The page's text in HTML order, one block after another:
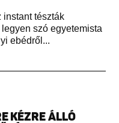
instant tészták
szó egyetemista
ebédről...
KÉZRE ÁLLÓ